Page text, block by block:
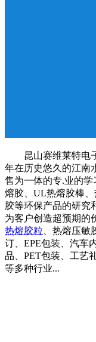
昆山赛维莱特电
年在历史悠久的江南
售为一体的专.业的
熔胶、UL热熔胶棒、
胶等环保产品的研究
为客户创造超预期的
热熔胶粒 、热熔压
订、EPE包装、汽车
品、PET包装、工艺
等多种行业...